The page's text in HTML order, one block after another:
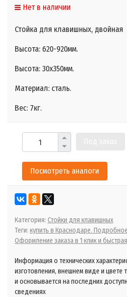
Нет в наличии
Стойка для клавишных, двойная
Высота: 620-920мм.
Высота: 30x350мм.
Материал: сталь.
Вес: 7кг.
Посмотреть аналоги
Категория: Стойки для клавишных
Теги: купить в Краснодаре.
Оформление заказа в 1 клик и
Информация о технических
изготовления, внешнем виде и цвете
и основывается на последних
сведениях